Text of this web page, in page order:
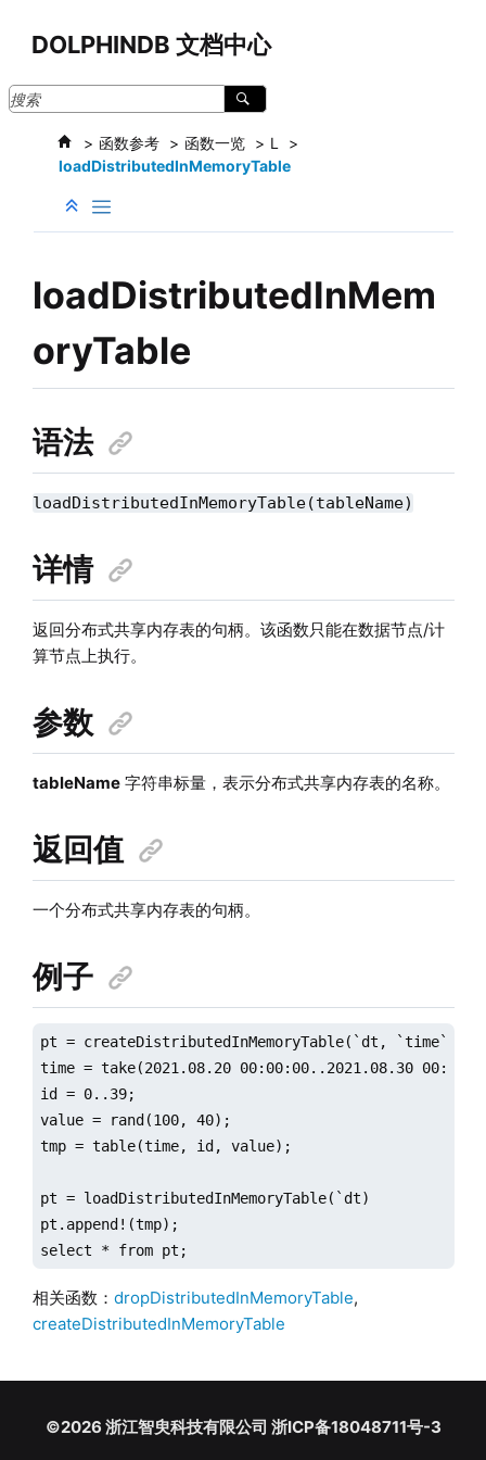
DOLPHINDB 文档中心
函数参考 函数一览
L
loadDistributedInMemoryTable
loadDistributedInMem
oryTable
语法
loadDistributedInMemoryTable(tableName)
详情
返回分布式共享内存表的句柄。该函数只能在数据节点/计
算节点上执行。
参数
tableName字符串标量，表示分布式共享内存表的名称。
返回值
一个分布式共享内存表的句柄。
例子
pt = createDistributedInMemoryTable(`dt,
time = take(2021.08.20 00:00:00..2021.08.30
id = 0..39;
value = rand(100, 40);
tmp = table(time, id, value);
pt = loadDistributedInMemoryTable(`dt)
pt.append!(tmp);
select * from pt;
相关函数： dropDistributedInMemoryTable,
createDistributedInMemoryTable
©2026 浙江智臾科技有限公司 浙ICP备18048711号-3